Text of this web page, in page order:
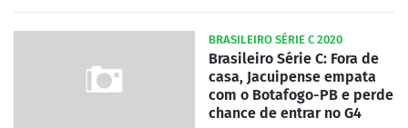
BRASILEIRO SÉRIE C 2020
Brasileiro Série C: Fora de
casa, Jacuipense empata
com o Botafogo-PB e perde
chance de entrar no G4